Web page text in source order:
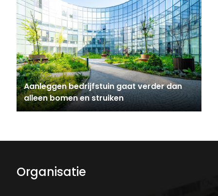
Aanleggen bedrijfstuin gaat verder dan
alleen bomen en struiken
Organisatie